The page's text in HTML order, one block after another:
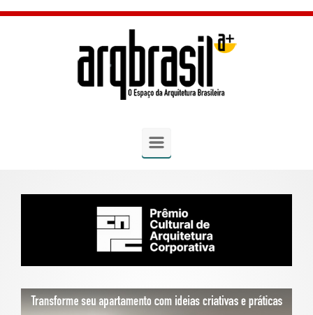
Skip to main content